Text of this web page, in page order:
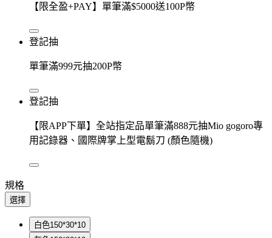
【限全盈+PAY】單筆滿$5000送100P幣
登記抽
單筆滿999元抽200P幣
登記抽
【限APP下單】全站指定品單筆滿888元抽Mio gogoro專
用記錄器、國際牌掌上型電鬍刀 (顏色隨機)
規格
選擇
白色150*30*10